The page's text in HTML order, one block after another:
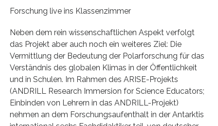
Forschung live ins Klassenzimmer
Neben dem rein wissenschaftlichen Aspekt verfolgt
das Projekt aber auch noch ein weiteres Ziel: Die
Vermittlung der Bedeutung der Polarforschung für das
Verständnis des globalen Klimas in der Öffentlichkeit
und in Schulen. Im Rahmen des ARISE-Projekts
(ANDRILL Research Immersion for Science Educators;
Einbinden von Lehrern in das ANDRILL-Projekt)
nehmen an dem Forschungsaufenthalt in der Antarktis